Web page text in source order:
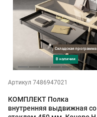
Складская программа
в наличии
Артикул 7486947021
КОМПЛЕКТ Полка
внутренняя выдвижная со